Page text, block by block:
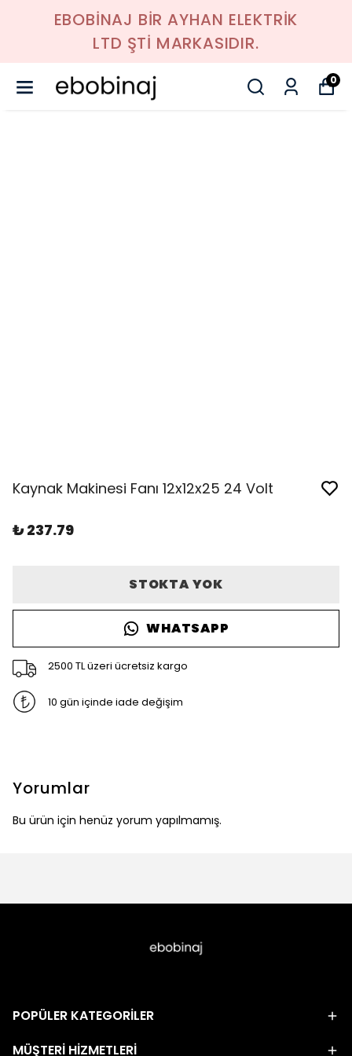
EBOBİNAJ BİR AYHAN ELEKTRİK
LTD ŞTİ MARKASIDIR.
0
Kaynak Makinesi Fanı 12x12x25 24 Volt
₺ 237.79
STOKTA YOK
WHATSAPP
2500 TL üzeri ücretsiz kargo
10 gün içinde iade değişim
Yorumlar
Bu ürün için henüz yorum yapılmamış.
POPÜLER KATEGORİLER
MÜŞTERİ HİZMETLERİ